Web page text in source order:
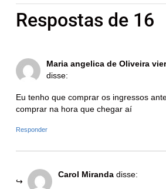
Respostas de 16
Maria angelica de Oliveira
disse:
Eu tenho que comprar os ingressos
comprar na hora que chegar aí
Responder
Carol Miranda disse: